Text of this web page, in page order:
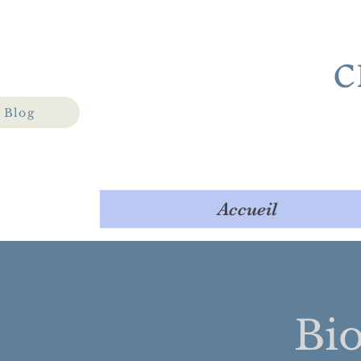
Blog
Accueil